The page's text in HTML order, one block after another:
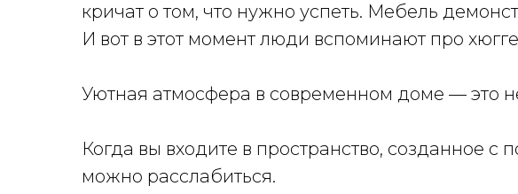
кричат о том, что нужно успеть. Мебель
И вот в этот момент люди вспоминают про
Уютная атмосфера в современном доме — это
Когда вы входите в пространство, созданное
можно расслабиться.